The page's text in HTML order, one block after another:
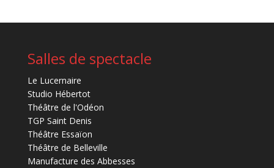
Salles de spectacle
Le Lucernaire
Studio Hébertot
Théâtre de l'Odéon
TGP Saint Denis
Théâtre Essaïon
Théâtre de Belleville
Manufacture des Abbesses